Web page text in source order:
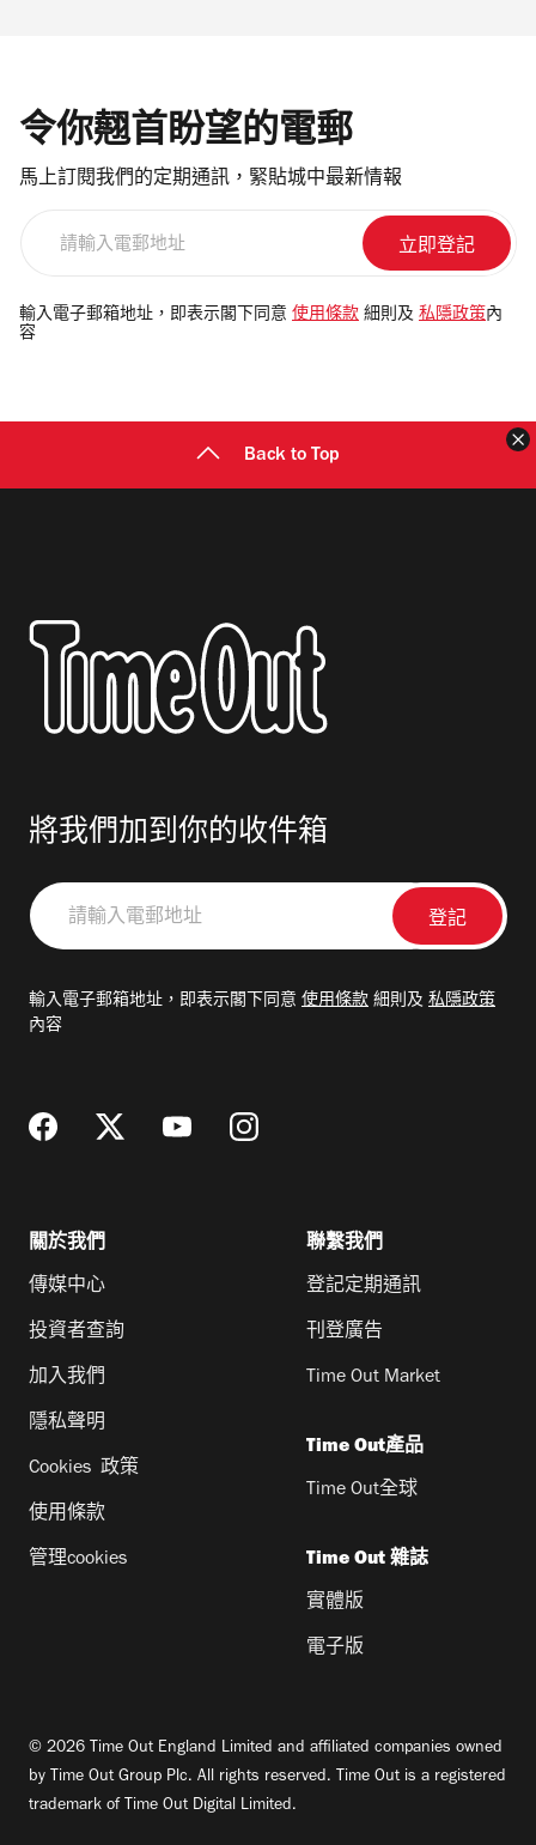
令你翹首盼望的電郵
馬上訂閱我們的定期通訊，緊貼城中最新情報
電
郵
輸入電子郵箱地址，即表示閣下同意 使用條款 細則及 私隱政策 內
容
Back to Top
將我們加到你的收件箱
請
輸
郵
輸入電子郵箱地址，即表示閣下同意 使用條款 細則及 私隱政策
內容
關於我們
傳媒中心
投資者查詢
加入我們
隱私聲明
Cookies 政策
使用條款
管理cookies
聯繫我們
登記定期通訊
刊登廣告
Time Out Market
Time Out產品
Time Out全球
Time Out 雜誌
實體版
電子版
© 2026 Time Out England Limited and affiliated companies owned
by Time Out Group Plc. All rights reserved. Time Out is a registered
trademark of Time Out Digital Limited.